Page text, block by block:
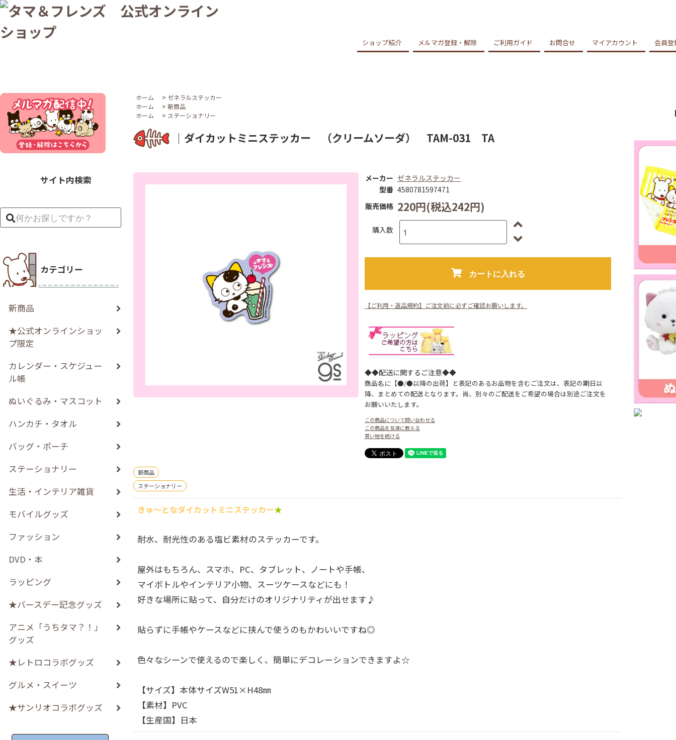
ショップ紹介 メルマガ登録・解除 ご利用ガイド お問合せ マイアカウント 会員登
サイト内検索
カテゴリー
新商品
★公式オンラインショッ
プ限定
カレンダー・スケジュー
ル帳
ぬいぐるみ・マスコット
ハンカチ・タオル
バッグ・ポーチ
ステーショナリー
生活・インテリア雑貨
モバイルグッズ
ファッション
DVD・本
ラッピング
★バースデー記念グッズ
アニメ「うちタマ？！」
グッズ
★レトロコラボグッズ
グルメ・スイーツ
★サンリオコラボグッズ
ホーム > ゼネラルステッカー
ホーム
> 新商品
ホーム
> ステーショナリー
｜ダイカットミニステッカー （クリームソーダ） TAM-031 TA
メーカー ゼネラルステッカー
型番 4580781597471
販売価格 220円(税込242円)
購入数
カートに入れる
【ご利用・返品規約】ご注文前に必ずご確認お願いします。
◆◆配送に関するご注意◆◆
商品名に【●/●以降の出荷】と表記のあるお品物を含むご注文は、表記の期日以
降、まとめての配送となります。尚、別々のご配送をご希望の場合は別途ご注文を
お願いいたします。
この商品について問い合わせる
この商品を友達に教える
買い物を続ける
新商品
ステーショナリー
きゅ～となダイカットミニステッカー★
耐水、耐光性のある塩ビ素材のステッカーです。
屋外はもちろん、スマホ、PC、タブレット、ノートや手帳、
マイボトルやインテリア小物、スーツケースなどにも！
好きな場所に貼って、自分だけのオリジナリティが出せます♪
貼らずに手帳やケースなどに挟んで使うのもかわいいですね◎
色々なシーンで使えるので楽しく、簡単にデコレーションできますよ☆
【サイズ】本体サイズW51×H48㎜
【素材】PVC
【生産国】日本